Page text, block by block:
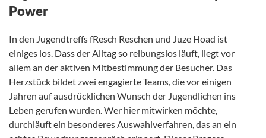
Power
In den Jugendtreffs fResch Reschen und Juze Hoad ist
einiges los. Dass der Alltag so reibungslos läuft, liegt vor
allem an der aktiven Mitbestimmung der Besucher. Das
Herzstück bildet zwei engagierte Teams, die vor einigen
Jahren auf ausdrücklichen Wunsch der Jugendlichen ins
Leben gerufen wurden. Wer hier mitwirken möchte,
durchläuft ein besonderes Auswahlverfahren, das an ein